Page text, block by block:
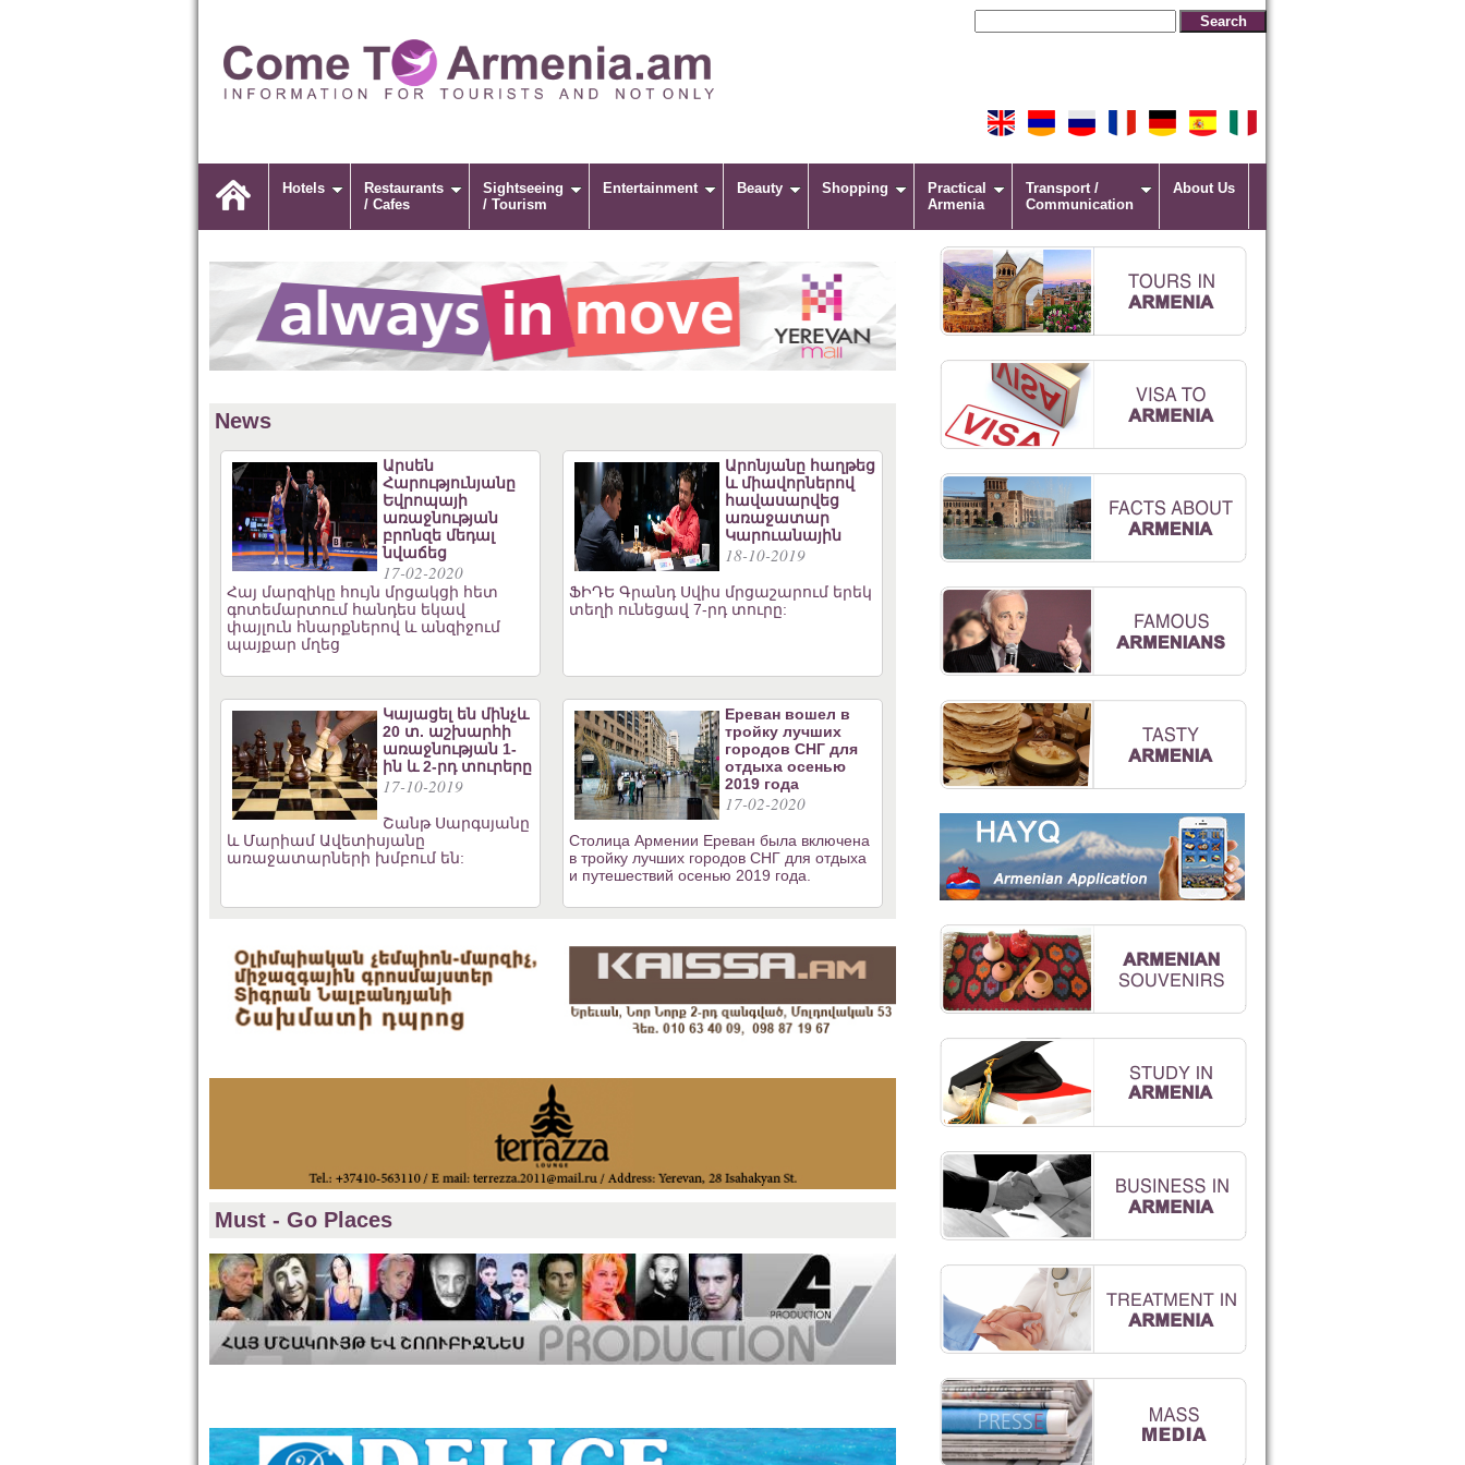
Hotels
Restaurants
/ Cafes
Sightseeing
/ Tourism
Entertainment Beauty Shopping
Practical
Armenia
Transport /
Communication
About Us
News
Արսեն
Հարությունյանը
Եվրոպայի
առաջնության
բրոնզե մեդալ
նվաճեց
17-02-2020
Հայ մարզիկը հույն մրցակցի հետ
գոտեմարտում հանդես եկավ
փայլուն հնարքներով և անզիջում
պայքար մղեց
Արոնյանը հաղթեց
և միավորներով
հավասարվեց
առաջատար
Կարուանային
18-10-2019
ՖԻԴԵ Գրանդ Սվիս մրցաշարում երեկ
տեղի ունեցավ 7-րդ տուրը:
Կայացել են մինչև
20 տ. աշխարհի
առաջնության 1-
ին և 2-րդ տուրերը
17-10-2019
Շանթ Սարգսյանը
և Մարիամ Ավետիսյանը
առաջատարների խմբում են:
Ереван вошел в
тройку лучших
городов СНГ для
отдыха осенью
2019 года
17-02-2020
Столица Армении Ереван была включена
в тройку лучших городов СНГ для отдыха
и путешествий осенью 2019 года.
Must - Go Places